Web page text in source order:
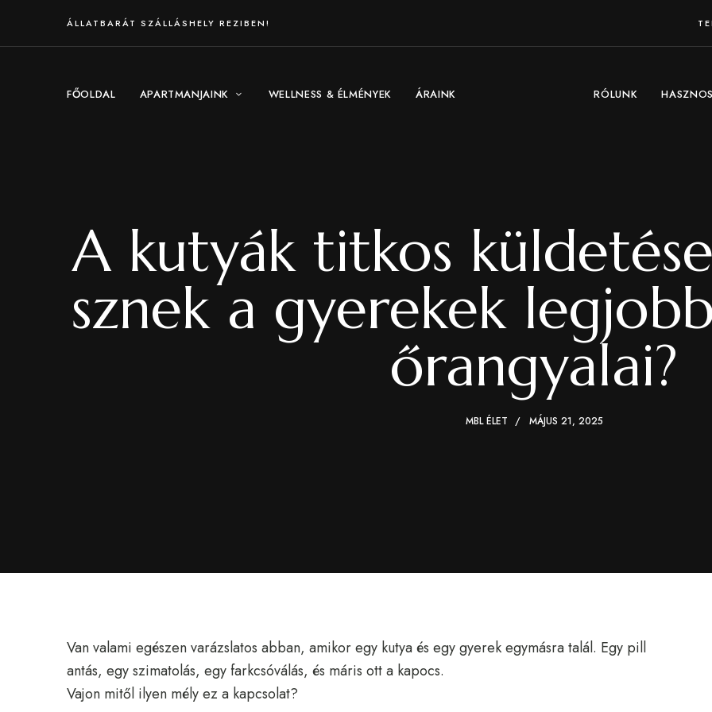
ÁLLATBARÁT SZÁLLÁSHELY REZIBEN!
FŐOLDAL APARTMANJAINK WELLNESS & ÉLMÉNYEK ÁRAINK RÓLUNK
A kutyák titkos
sznek a gyerekek
őrangyalai?
MBL ÉLET MÁJUS 21, 2025
Van valami egészen varázslatos abban, amikor egy kutya és egy gyerek egymásra talál. Egy pill
antás, egy szimatolás, egy farkcsóválás, és máris ott a kapocs.
Vajon mitől ilyen mély ez a kapcsolat?